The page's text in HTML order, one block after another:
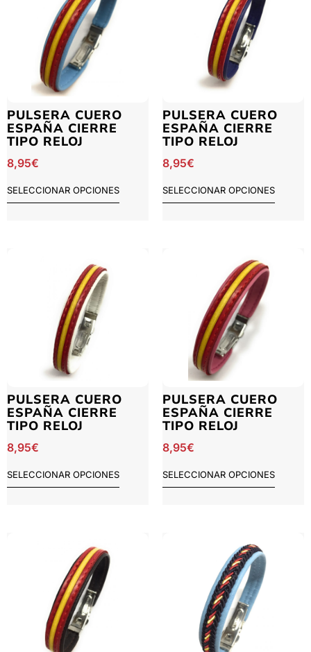
PULSERA CUERO
ESPAÑA CIERRE
TIPO RELOJ
8,95€
SELECCIONAR OPCIONES
PULSERA CUERO
ESPAÑA CIERRE
TIPO RELOJ
8,95€
SELECCIONAR OPCIONES
PULSERA CUERO
ESPAÑA CIERRE
TIPO RELOJ
8,95€
SELECCIONAR OPCIONES
PULSERA CUERO
ESPAÑA CIERRE
TIPO RELOJ
8,95€
SELECCIONAR OPCIONES